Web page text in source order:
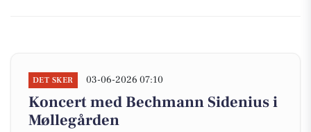
DET SKER 03-06-2026 07:10
Koncert med Bechmann Sidenius i
Møllegården